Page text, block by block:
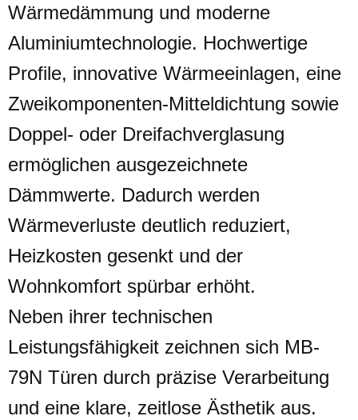
Wärmedämmung und moderne
Aluminiumtechnologie. Hochwertige
Profile, innovative Wärmeeinlagen, eine
Zweikomponenten-Mitteldichtung sowie
Doppel- oder Dreifachverglasung
ermöglichen ausgezeichnete
Dämmwerte. Dadurch werden
Wärmeverluste deutlich reduziert,
Heizkosten gesenkt und der
Wohnkomfort spürbar erhöht.
Neben ihrer technischen
Leistungsfähigkeit zeichnen sich MB-
79N Türen durch präzise Verarbeitung
und eine klare, zeitlose Ästhetik aus.